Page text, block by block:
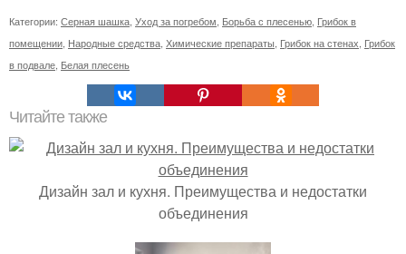
Категории: Серная шашка Уход за погребом Борьба с плесенью Грибок в
помещении Народные средства Химические препараты Грибок на стенах Грибок
в подвале Белая плесень
Читайте также
Дизайн зал и кухня. Преимущества и недостатки
объединения